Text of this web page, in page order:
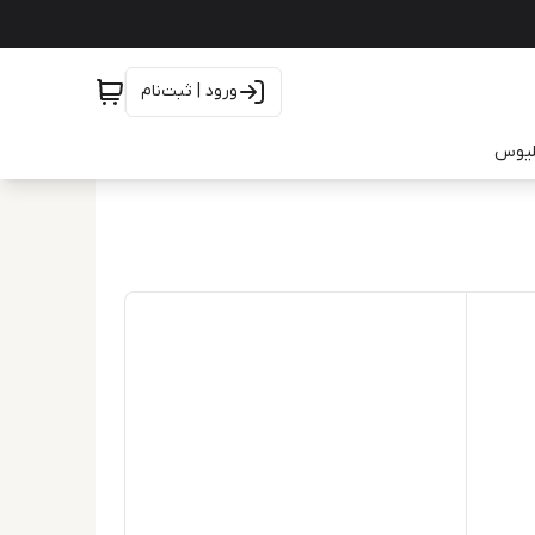
ورود | ثبت‌نام